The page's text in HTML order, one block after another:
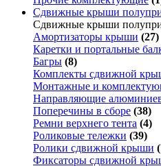
Сдвижные крыши
Сдвижные крыши
Амортизаторы крыши (27)
Каретки и портальные
Багры (8)
Комплекты сдвижной
Монтажные и
Направляющие
Поперечины в сборе (38)
Ремни верхнего тента (4)
Роликовые тележки (39)
Ролики сдвижной крыши
Фиксаторы сдвижной